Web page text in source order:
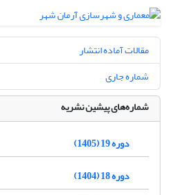
مقالات آماده انتشار
شماره جاری
شماره‌های پیشین نشریه
دوره 19 (1405)
دوره 18 (1404)